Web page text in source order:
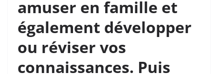
amuser en famille et
également développer
ou réviser vos
connaissances. Puis